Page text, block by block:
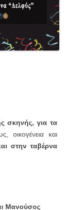
σκηνής, για τα
οικογένεια και
στην ταβέρνα
Μανούσος